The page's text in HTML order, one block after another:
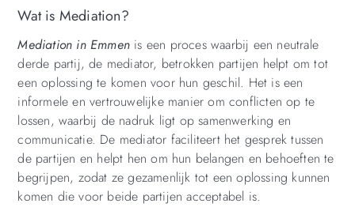
Wat is Mediation?
Mediation in Emmen is een proces waarbij een neutrale
derde partij, de mediator, betrokken partijen helpt om tot
een oplossing te komen voor hun geschil. Het is een
informele en vertrouwelijke manier om conflicten op te
lossen, waarbij de nadruk ligt op samenwerking en
communicatie. De mediator faciliteert het gesprek tussen
de partijen en helpt hen om hun belangen en behoeften te
begrijpen, zodat ze gezamenlijk tot een oplossing kunnen
komen die voor beide partijen acceptabel is.